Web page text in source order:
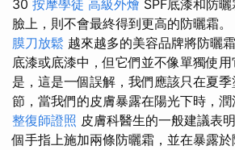
30 按摩學徒 高級外燴 SPF底漆和防
臉上，則不會最終得到更高的防曬霜。
膜刀放鬆 越來越多的美容品牌將防曬
底漆或底漆中，但它們並不像單獨使
是，這是一個誤解，我們應該只在夏
節，當我們的皮膚暴露在陽光下時，潤
整復師證照 皮膚科醫生的一般建議表
個手指上施加兩條防曬霜，並在暴露